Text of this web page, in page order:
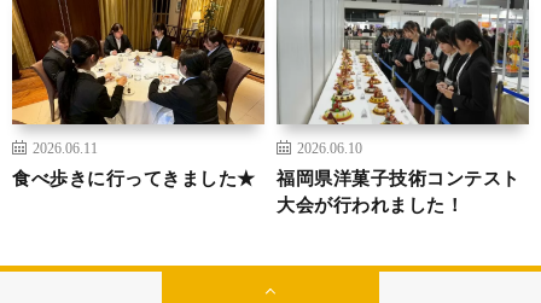
2026.06.11
食べ歩きに行ってきました★
2026.06.10
福岡県洋菓子技術コンテスト
大会が行われました！